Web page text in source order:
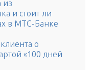
из
и стоит ли
в МТС-Банке
о
«100 дней